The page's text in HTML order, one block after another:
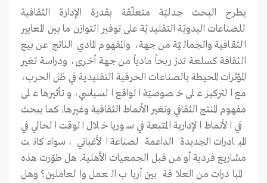
يطرح البحث جدليّة متعلّقة بقدرة الإدارة الثقافية
للصناعات اليدويّة التقليديّة على توفير التوازن ما بين المعايير
الثقافية والجماليّة من جهة، والمفهوم المادي الناتج عن بيع
الثقافة كسلعة تدرّ ربحاً مادياً من جهة أخرى، ودراسة تغير
المؤثرات المحيطة بالصناعات الحرفية التقليدية في ظل الحرب،
مع التركيز على خصوصيّة الواقع السياسي، وتأثيرها على
مفهوم المنتج الثقافي وتغير الأنماط الثقافية وغيرها. كما يبحث
في الأنماط الإدارية المتبعة في سوريا خلال الوقت الحالي في
المبادرات الجديدة الداعمة لصناعة الأغباني، سواء كانت
مشاريع فردية أو من قبل الجمعيات الأهلية. هل طوّرت هذه
المبادرات من العلاقة بين أرباب العمل والعاملين؟ وهل